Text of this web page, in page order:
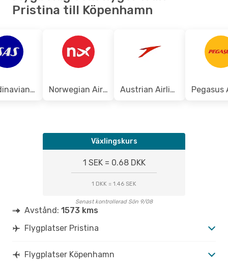
Pristina till Köpenhamn
Scandinavian Airlines Norwegian Air Sweden Austrian Airlines
Växlingskurs
1 SEK = 0.68 DKK
1 DKK = 1.46 SEK
Senast kontrollerad Sön 9/08
Avstånd: 1573 kms
Flygplatser Pristina
Flygplatser Köpenhamn